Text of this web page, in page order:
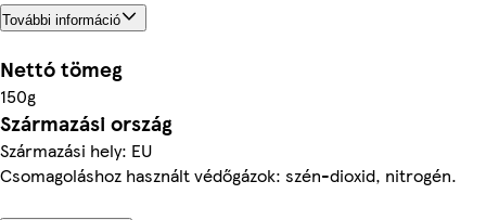
További információ
Nettó tömeg
150g
Származási ország
Származási hely: EU
Csomagoláshoz használt védőgázok: szén-dioxid, nitrogén.